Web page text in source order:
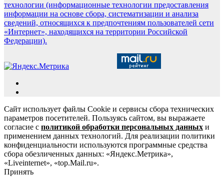
технологии (информационные технологии предоставления
информации на основе сбора, систематизации и анализа
сведений, относящихся к предпочтениям пользователей сети
«Интернет», находящихся на территории Российской
Федерации).
Сайт использует файлы Cookie и сервисы сбора технических
параметров посетителей. Пользуясь сайтом, вы выражаете
согласие с политикой обработки персональных данных и
применением данных технологий. Для реализации политики
конфиденциальности используются программные средства
сбора обезличенных данных: «Яндекс.Метрика»,
«Liveinternet», «top.Mail.ru».
Принять